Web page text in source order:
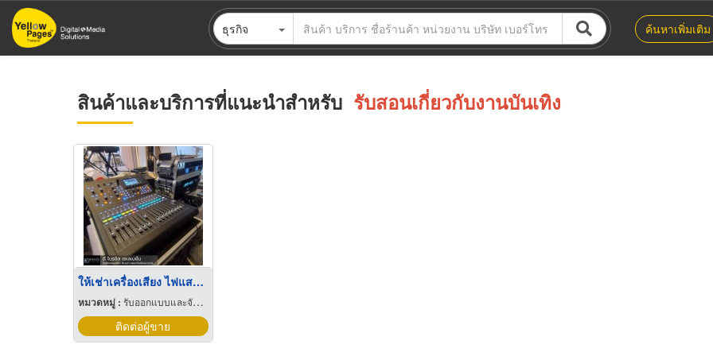
ข้าม
ไป
ธุรกิจ ค้นหาเพิ่มเติม
สินค้าและบริการที่แนะนำสำหรับ รับสอนเกี่ยวกับงานบันเทิง
ให้เช่าเครื่องเสียง ไฟแสงสี ราคาประหยัด
หมวดหมู่ : รับออกแบบและจัดแสดงนิทรรศการ
ติดต่อผู้ขาย